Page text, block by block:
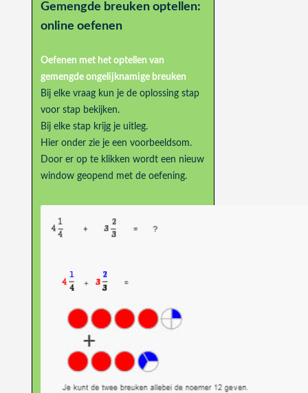
Gemengde breuken optellen:
online oefenen
Oefenen met het optellen van
gemengde ongelijknamige breuken
Bij elke vraag kun je de oplossing stap
voor stap bekijken.
Bij elke stap krijg je uitleg.
Hier onder zie je een voorbeeldsom.
Door er op te klikken wordt een nieuw
window geopend met de oefening.